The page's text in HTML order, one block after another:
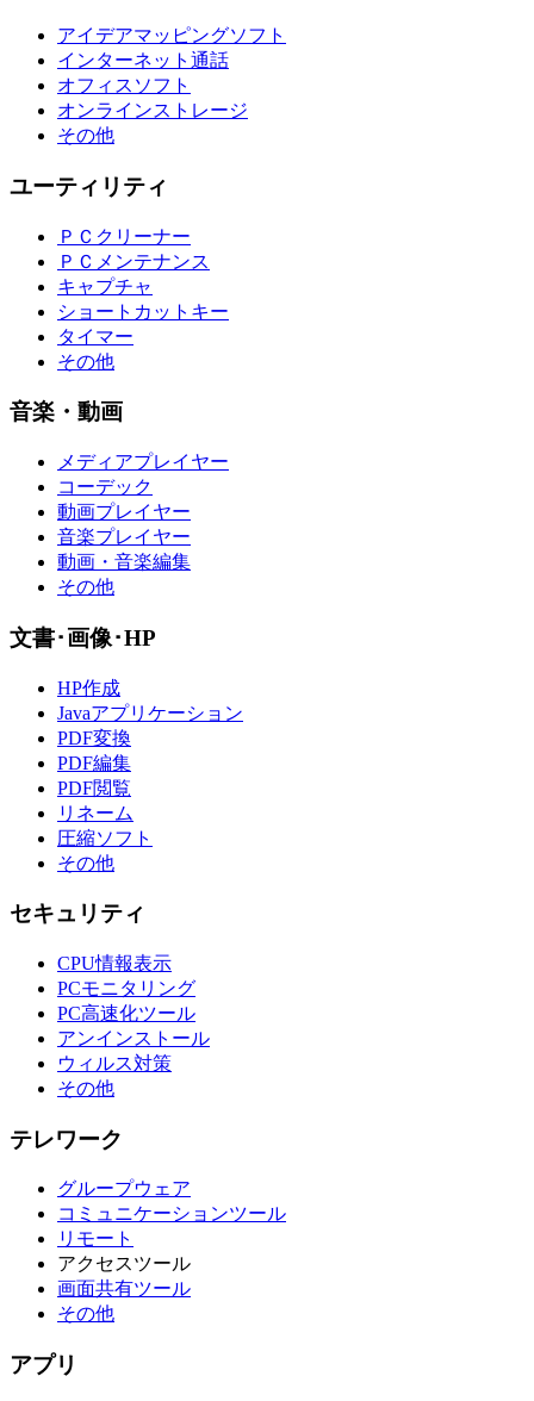
アイデアマッピングソフト
インターネット通話
オフィスソフト
オンラインストレージ
その他
ユーティリティ
ＰＣクリーナー
ＰＣメンテナンス
キャプチャ
ショートカットキー
タイマー
その他
音楽・動画
メディアプレイヤー
コーデック
動画プレイヤー
音楽プレイヤー
動画・音楽編集
その他
文書･画像･HP
HP作成
Javaアプリケーション
PDF変換
PDF編集
PDF閲覧
リネーム
圧縮ソフト
その他
セキュリティ
CPU情報表示
PCモニタリング
PC高速化ツール
アンインストール
ウィルス対策
その他
テレワーク
グループウェア
コミュニケーションツール
リモート
アクセスツール
画面共有ツール
その他
アプリ